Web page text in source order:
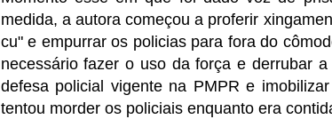
medida, a autora começou a proferir
cu" e empurrar os policias para fora do
necessário fazer o uso da força e derrubar
defesa policial vigente na PMPR e
tentou morder os policiais enquanto era